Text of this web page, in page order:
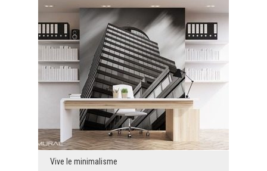
Vive le minimalisme